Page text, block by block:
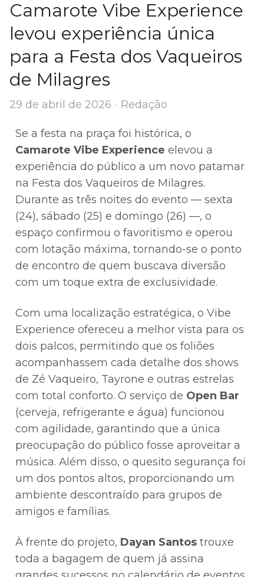
Camarote Vibe Experience
levou experiência única
para a Festa dos Vaqueiros
de Milagres
29 de abril de 2026 Author
Redação
Se a festa na praça foi histórica, o
Camarote Vibe Experience elevou a
experiência do público a um novo patamar
na Festa dos Vaqueiros de Milagres.
Durante as três noites do evento — sexta
(24), sábado (25) e domingo (26) —, o
espaço confirmou o favoritismo e operou
com lotação máxima, tornando-se o ponto
de encontro de quem buscava diversão
com um toque extra de exclusividade.
Com uma localização estratégica, o Vibe
Experience ofereceu a melhor vista para os
dois palcos, permitindo que os foliões
acompanhassem cada detalhe dos shows
de Zé Vaqueiro, Tayrone e outras estrelas
com total conforto. O serviço de Open Bar
(cerveja, refrigerante e água) funcionou
com agilidade, garantindo que a única
preocupação do público fosse aproveitar a
música. Além disso, o quesito segurança foi
um dos pontos altos, proporcionando um
ambiente descontraído para grupos de
amigos e famílias.
À frente do projeto, Dayan Santos trouxe
toda a bagagem de quem já assina